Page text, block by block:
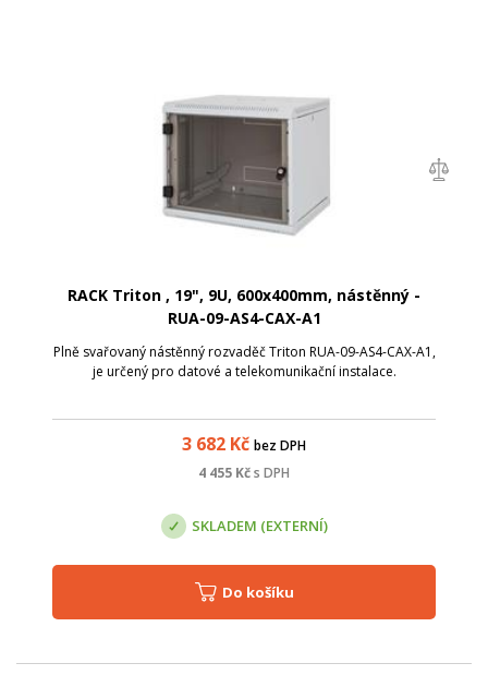
RACK Triton , 19", 9U, 600x400mm, nástěnný -
RUA-09-AS4-CAX-A1
Plně svařovaný nástěnný rozvaděč Triton RUA-09-AS4-CAX-A1,
je určený pro datové a telekomunikační instalace.
3 682 Kč bez DPH
4 455 Kčs DPH
SKLADEM (EXTERNÍ)
Do košíku